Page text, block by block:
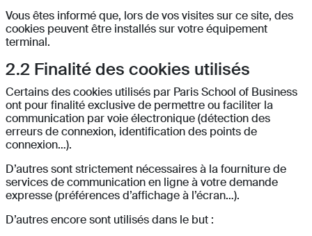
Vous êtes informé que, lors de vos visites sur ce site, des
cookies peuvent être installés sur votre équipement
terminal.
2.2 Finalité des cookies utilisés
Certains des cookies utilisés par Paris School of Business
ont pour finalité exclusive de permettre ou faciliter la
communication par voie électronique (détection des
erreurs de connexion, identification des points de
connexion…).
D’autres sont strictement nécessaires à la fourniture de
services de communication en ligne à votre demande
expresse (préférences d’affichage à l’écran…).
D’autres encore sont utilisés dans le but :